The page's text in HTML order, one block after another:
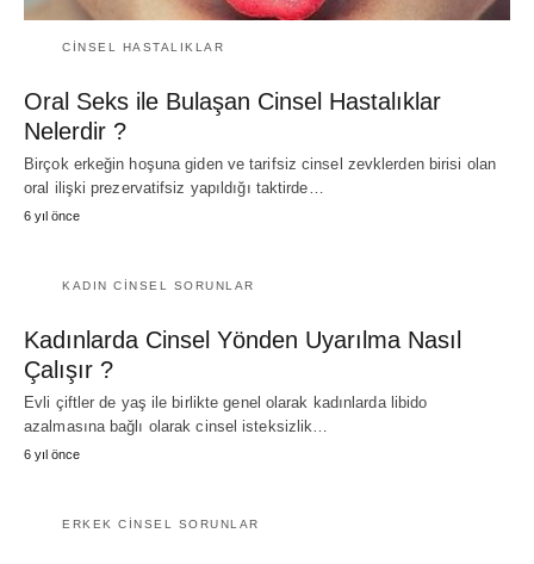
CINSEL HASTALIKLAR
Oral Seks ile Bulaşan Cinsel Hastalıklar
Nelerdir ?
Birçok erkeğin hoşuna giden ve tarifsiz cinsel zevklerden birisi olan
oral ilişki prezervatifsiz yapıldığı taktirde…
6 yıl önce
KADIN CINSEL SORUNLAR
Kadınlarda Cinsel Yönden Uyarılma Nasıl
Çalışır ?
Evli çiftler de yaş ile birlikte genel olarak kadınlarda libido
azalmasına bağlı olarak cinsel isteksizlik…
6 yıl önce
ERKEK CINSEL SORUNLAR